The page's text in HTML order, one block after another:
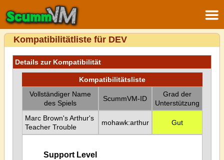
Kompatibilitätliste für DEV
Details zur Kompatibilität
Kompatibilitätsliste
Vollständiger Name
des Spiels
ScummVM-ID
Grad der
Unterstützung
Marc Brown's Arthur's
Teacher Trouble
mohawk:arthur Gut
Support Level